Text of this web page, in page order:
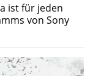
ist für jeden
von Sony